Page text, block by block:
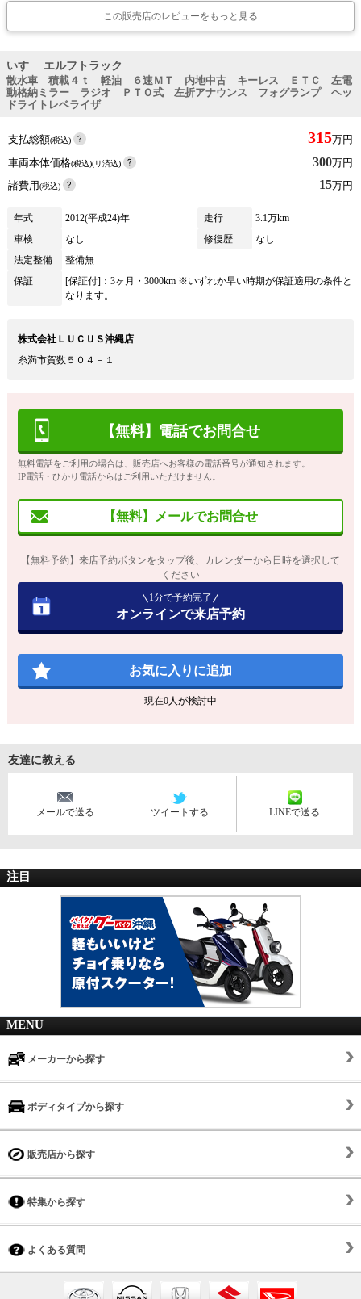
この販売店のレビューをもっと見る
いすゞ エルフトラック
散水車 積載４ｔ 軽油 ６速ＭＴ 内地中古 キーレス ＥＴＣ 左電
動格納ミラー ラジオ ＰＴＯ式 左折アナウンス フォグランプ ヘッ
ドライトレベライザ
支払総額(税込) 315万円
車両本体価格(税込)(リ済込) 300万円
諸費用(税込) 15万円
年式 2012(平成24)年 走行
3.1万km
車検
なし 修復歴
なし
法定整備
整備無
保証
[保証付]：3ヶ月・3000km ※いずれか早い時期が保証適用の条件と
なります。
株式会社ＬＵＣＵＳ沖縄店
糸満市賀数５０４－１
【無料】電話でお問合せ
無料電話をご利用の場合は、販売店へお客様の電話番号が通知されます。
IP電話・ひかり電話からはご利用いただけません。
【無料】メールでお問合せ
【無料予約】来店予約ボタンをタップ後、カレンダーから日時を選択して
ください
1分で予約完了
オンラインで来店予約
お気に入りに追加
現在0人が検討中
友達に教える
メールで送る ツイートする LINEで送る
注目
MENU
メーカーから探す
ボディタイプから探す
販売店から探す
特集から探す
よくある質問